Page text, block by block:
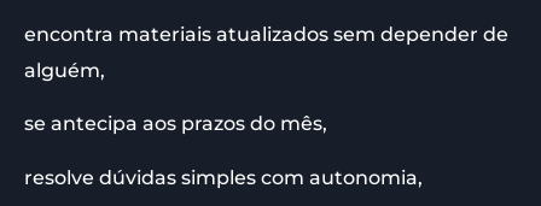
encontra materiais atualizados sem depender de
alguém,
se antecipa aos prazos do mês,
resolve dúvidas simples com autonomia,